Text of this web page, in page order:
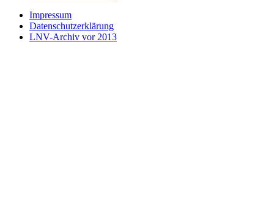
Impressum
Datenschutzerklärung
LNV-Archiv vor 2013